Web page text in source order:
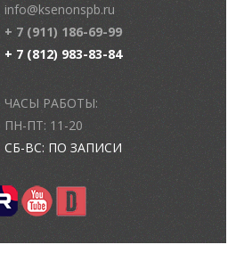
info@ksenonspb.ru
+ 7 (911) 186-69-99
+ 7 (812) 983-83-84
ЧАСЫ РАБОТЫ:
ПН-ПТ: 11-20
СБ-ВС: ПО ЗАПИСИ